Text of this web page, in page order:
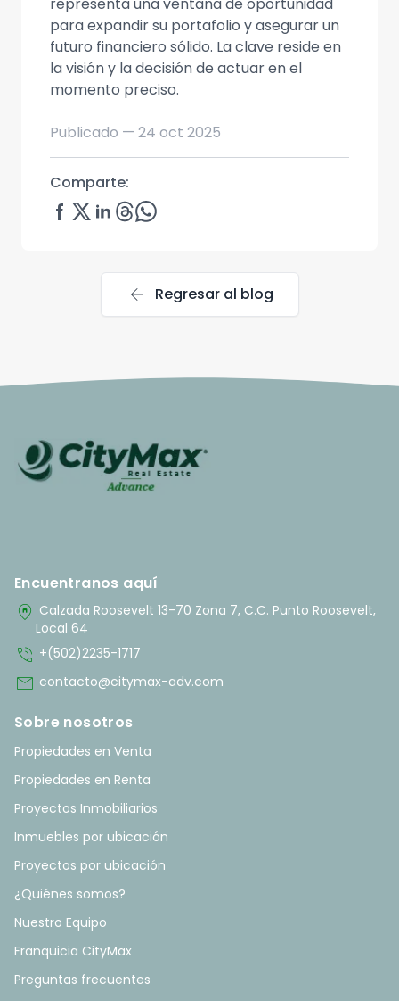
para expandir su portafolio y asegurar un
futuro financiero sólido. La clave reside en
la visión y la decisión de actuar en el
momento preciso.
Publicado — 24 oct 2025
Comparte:
arrow_back Regresar al blog
Encuentranos aquí
home_pin Calzada Roosevelt 13-70 Zona 7, C.C. Punto Roosevelt,
Local 64
phone_in_talk +(502)2235-1717
mail contacto@citymax-adv.com
Sobre nosotros
Propiedades en Venta
Propiedades en Renta
Proyectos Inmobiliarios
Inmuebles por ubicación
Proyectos por ubicación
¿Quiénes somos?
Nuestro Equipo
Franquicia CityMax
Preguntas frecuentes